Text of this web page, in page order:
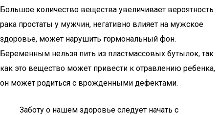
Большое количество вещества увеличивает вероятность
рака простаты у мужчин, негативно влияет на мужское
здоровье, может нарушить гормональный фон.
Беременным нельзя пить из пластмассовых бутылок, так
как это вещество может привести к отравлению ребенка,
он может родиться с врожденными дефектами.
Заботу о нашем здоровье следует начать с